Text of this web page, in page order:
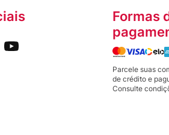
Formas
Parcele suas
de crédito e
Consulte